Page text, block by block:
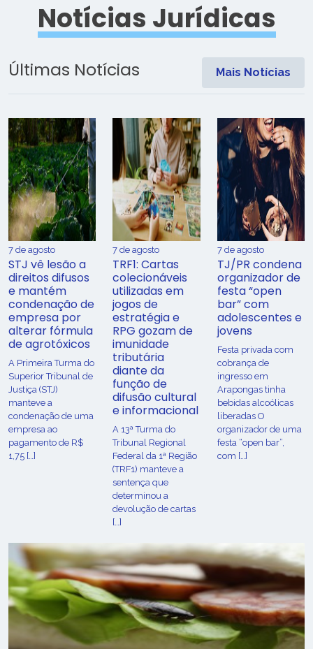
Notícias Jurídicas
Últimas Notícias Mais Notícias
7 de agosto
STJ vê lesão a
direitos difusos
e mantém
condenação de
empresa por
alterar fórmula
de agrotóxicos
​A Primeira Turma do
Superior Tribunal de
Justiça (STJ)
manteve a
condenação de uma
empresa ao
pagamento de R$
1,75 […]
7 de agosto
TRF1: Cartas
colecionáveis
utilizadas em
jogos de
estratégia e
RPG gozam de
imunidade
tributária
diante da
função de
difusão cultural
e informacional
A 13ª Turma do
Tribunal Regional
Federal da 1ª Região
(TRF1) manteve a
sentença que
determinou a
devolução de cartas
[…]
7 de agosto
TJ/PR condena
organizador de
festa “open
bar” com
adolescentes e
jovens
Festa privada com
cobrança de
ingresso em
Arapongas tinha
bebidas alcoólicas
liberadas O
organizador de uma
festa “open bar”,
com […]